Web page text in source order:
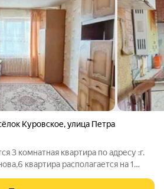
Куровское,улица Петра
3 комнатная квартира по адресу :г.
квартира располагается на 1